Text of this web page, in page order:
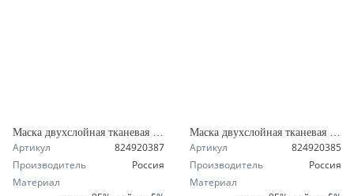
Артикул
824920387
Производитель
Россия
Материал
Артикул
824920385
Производитель
Россия
Материал